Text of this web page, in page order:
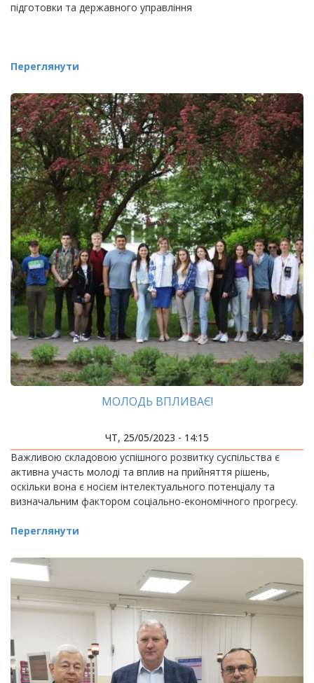
підготовки та державного управління
Переглянути
МОЛОДЬ ВПЛИВАЄ!
ЧТ, 25/05/2023 - 14:15
Важливою складовою успішного розвитку суспільства є
активна участь молоді та вплив на прийняття рішень,
оскільки вона є носієм інтелектуального потенціалу та
визначальним фактором соціально-економічного прогресу.
Переглянути